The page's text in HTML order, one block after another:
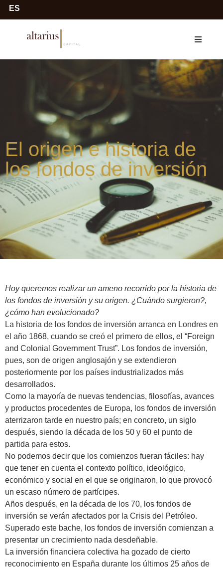
ES
El origen e historia de
los fondos de inversión
Hoy queremos realizar un ameno recorrido por la historia de
los fondos de inversión y su origen. ¿Cuándo surgieron?,
¿cómo han evolucionado?
La historia de los fondos de inversión arranca en Londres en
el año 1868, cuando se creó el primero de ellos, el “Foreign
and Colonial Government Trust”. Los fondos de inversión,
pues, son de origen anglosajón y se extendieron
posteriormente por los países industrializados más
desarrollados.
Como la mayoría de nuevas tendencias, filosofías, avances
y productos procedentes de Europa, los fondos de inversión
aterrizaron tarde en nuestro país; en concreto, un siglo
después, siendo la década de los 50 y 60 el punto de
partida para estos.
No podemos decir que los comienzos fueran fáciles: hay
que tener en cuenta el contexto político, ideológico,
económico y social en el que se originaron, lo que provocó
un escaso número de partícipes.
Años después, en la década de los 70, los fondos de
inversión se verán afectados por la Crisis del Petróleo.
Superado este bache, los fondos de inversión comienzan a
presentar un crecimiento nada desdeñable.
La inversión financiera colectiva ha gozado de cierto
reconocimiento en España durante los últimos 25 años de